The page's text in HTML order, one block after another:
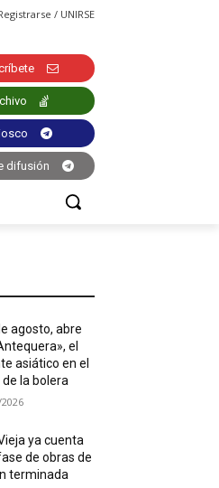
/ UNIRSE
difusión
agosto, abre
el
asiático en el
la bolera
ya cuenta
de obras de
terminada